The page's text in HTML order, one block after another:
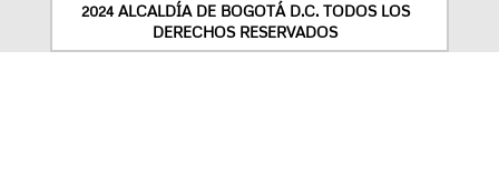
2024 ALCALDÍA DE BOGOTÁ D.C. TODOS LOS
DERECHOS RESERVADOS